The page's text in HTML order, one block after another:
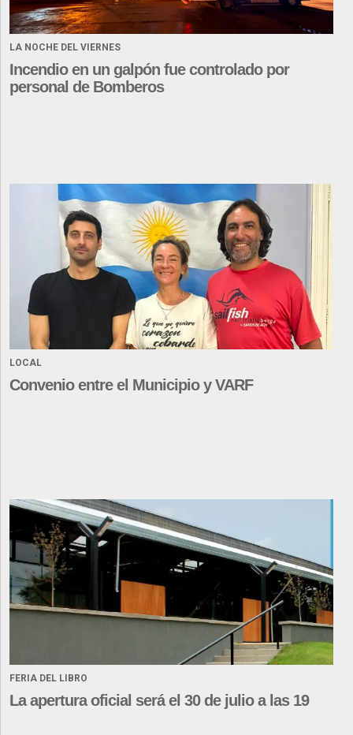
LA NOCHE DEL VIERNES
Incendio en un galpón fue controlado por
personal de Bomberos
LOCAL
Convenio entre el Municipio y VARF
FERIA DEL LIBRO
La apertura oficial será el 30 de julio a las 19